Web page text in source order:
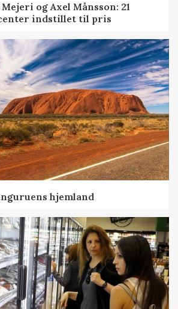
og Axel Månsson: 21
indstillet til pris
hjemland